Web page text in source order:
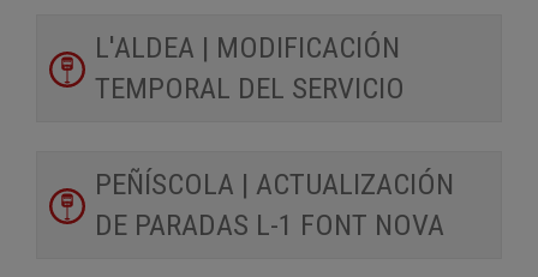
L'ALDEA | MODIFICACIÓN
TEMPORAL DEL SERVICIO
PEÑÍSCOLA | ACTUALIZACIÓN
DE PARADAS L-1 FONT NOVA